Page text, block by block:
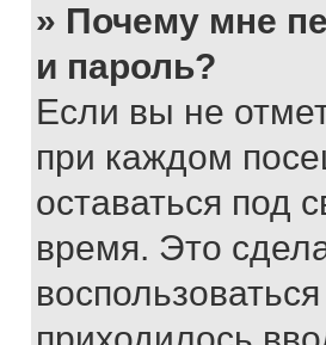
» Почему мне
и пароль?
Если вы не
при каждом
оставаться под
время. Это